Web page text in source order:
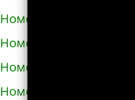
Номера телефонов
Номера телефонов
Номера телефонов
Номера телефонов